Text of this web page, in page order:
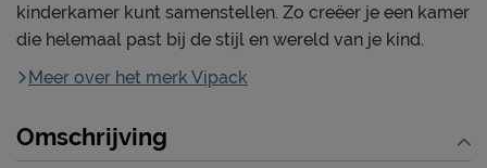
kinderkamer kunt samenstellen. Zo creëer je een kamer
die helemaal past bij de stijl en wereld van je kind.
Meer over het merk Vipack
Omschrijving